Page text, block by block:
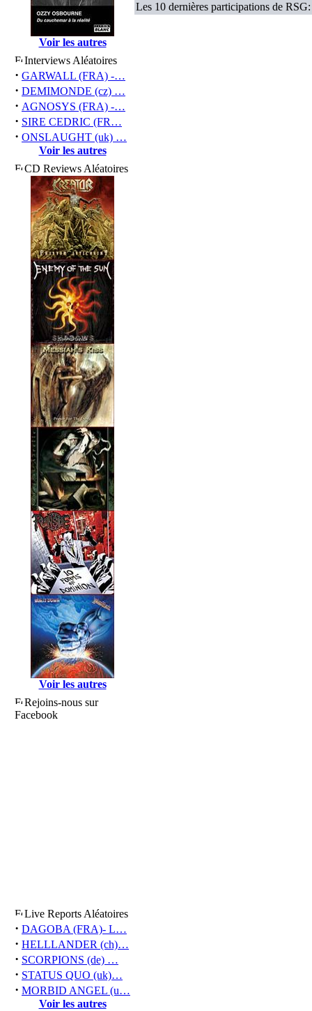
Voir les autres
Interviews Aléatoires
· GARWALL (FRA) -…
· DEMIMONDE (cz) …
· AGNOSYS (FRA) -…
· SIRE CEDRIC (FR…
· ONSLAUGHT (uk) …
Voir les autres
CD Reviews Aléatoires
Voir les autres
Rejoins-nous sur
Facebook
Live Reports Aléatoires
· DAGOBA (FRA)- L…
· HELLLANDER (ch)…
· SCORPIONS (de) …
· STATUS QUO (uk)…
· MORBID ANGEL (u…
Voir les autres
Les 10 dernières participations de RSG: